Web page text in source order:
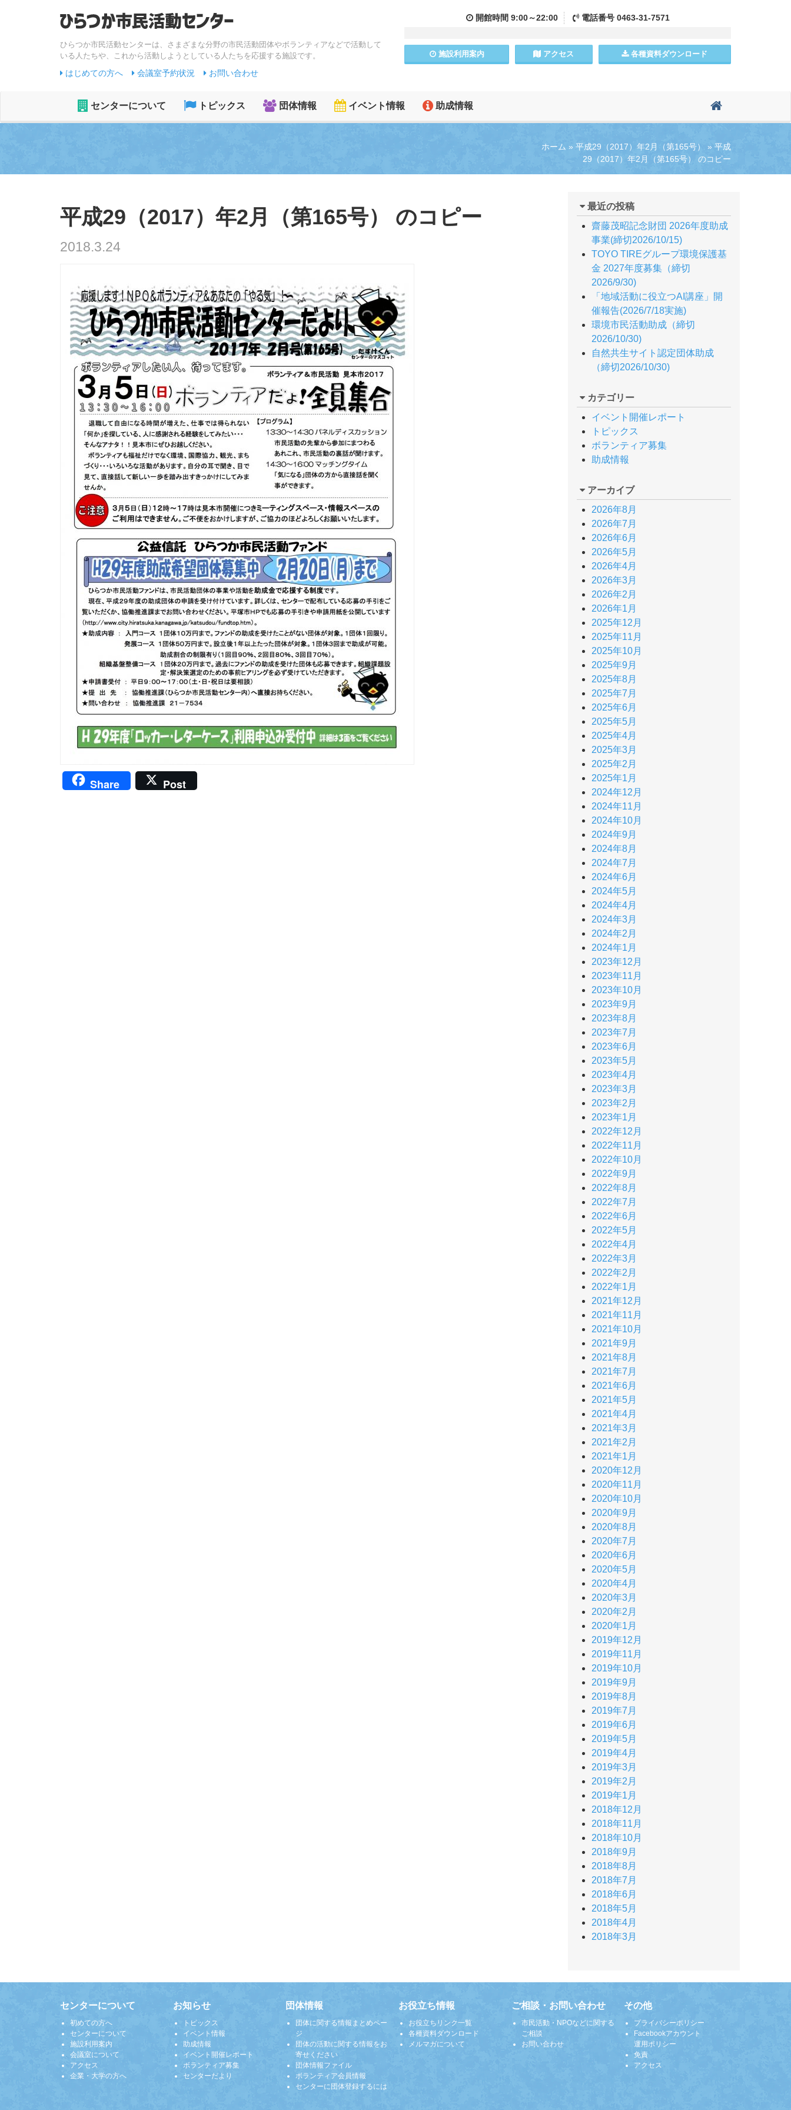
ひらつか市民活動センターは、さまざまな分野の市民活動団体やボランティアなどで活動して
いる人たちや、これから活動しようとしている人たちを応援する施設です。
はじめての方へ 会議室予約状況 お問い合わせ
開館時間 9:00～22:00 電話番号0463-31-7571
施設利用案内 アクセス 各種資料ダウンロード
センターについて トピックス 団体情報 イベント情報 助成情報
ホーム » 平成29（2017）年2月（第165号） » 平成
29（2017）年2月（第165号） のコピー
平成29（2017）年2月（第165号） のコピー
2018.3.24
Share Post
最近の投稿
齋藤茂昭記念財団 2026年度助成
事業(締切2026/10/15)
TOYO TIREグループ環境保護基
金 2027年度募集（締切
2026/9/30)
「地域活動に役立つAI講座」開
催報告(2026/7/18実施)
環境市民活動助成（締切
2026/10/30)
自然共生サイト認定団体助成
（締切2026/10/30)
カテゴリー
イベント開催レポート
トピックス
ボランティア募集
助成情報
アーカイブ
2026年8月
2026年7月
2026年6月
2026年5月
2026年4月
2026年3月
2026年2月
2026年1月
2025年12月
2025年11月
2025年10月
2025年9月
2025年8月
2025年7月
2025年6月
2025年5月
2025年4月
2025年3月
2025年2月
2025年1月
2024年12月
2024年11月
2024年10月
2024年9月
2024年8月
2024年7月
2024年6月
2024年5月
2024年4月
2024年3月
2024年2月
2024年1月
2023年12月
2023年11月
2023年10月
2023年9月
2023年8月
2023年7月
2023年6月
2023年5月
2023年4月
2023年3月
2023年2月
2023年1月
2022年12月
2022年11月
2022年10月
2022年9月
2022年8月
2022年7月
2022年6月
2022年5月
2022年4月
2022年3月
2022年2月
2022年1月
2021年12月
2021年11月
2021年10月
2021年9月
2021年8月
2021年7月
2021年6月
2021年5月
2021年4月
2021年3月
2021年2月
2021年1月
2020年12月
2020年11月
2020年10月
2020年9月
2020年8月
2020年7月
2020年6月
2020年5月
2020年4月
2020年3月
2020年2月
2020年1月
2019年12月
2019年11月
2019年10月
2019年9月
2019年8月
2019年7月
2019年6月
2019年5月
2019年4月
2019年3月
2019年2月
2019年1月
2018年12月
2018年11月
2018年10月
2018年9月
2018年8月
2018年7月
2018年6月
2018年5月
2018年4月
2018年3月
センターについて
初めての方へ
センターについて
施設利用案内
会議室について
アクセス
企業・大学の方へ
お知らせ
トピックス
イベント情報
助成情報
イベント開催レポート
ボランティア募集
センターだより
団体情報
団体に関する情報まとめペー
ジ
団体の活動に関する情報をお
寄せください
団体情報ファイル
ボランティア会員情報
センターに団体登録するには
お役立ち情報
お役立ちリンク一覧
各種資料ダウンロード
メルマガについて
ご相談・お問い合わせ
市民活動・NPOなどに関する
ご相談
お問い合わせ
その他
プライバシーポリシー
Facebookアカウント
運用ポリシー
免責
アクセス